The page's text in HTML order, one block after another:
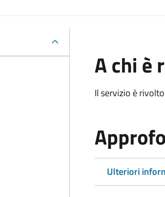
A chi è
Il servizio è
Ulteriori